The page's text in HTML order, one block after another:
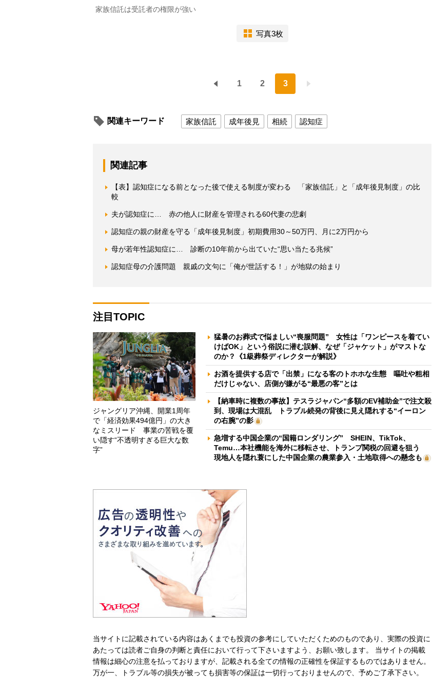
家族信託は受託者の権限が強い
写真3枚
1 2 3
関連キーワード 家族信託 成年後見 相続 認知症
関連記事
【表】認知症になる前となった後で使える制度が変わる 「家族信託」と「成年後見制度」の比
較
夫が認知症に… 赤の他人に財産を管理される60代妻の悲劇
認知症の親の財産を守る「成年後見制度」初期費用30～50万円、月に2万円から
母が若年性認知症に… 診断の10年前から出ていた“思い当たる兆候”
認知症母の介護問題 親戚の文句に「俺が世話する！」が地獄の始まり
注目TOPIC
ジャングリア沖縄、開業1周年
で「経済効果494億円」の大き
なミスリード 事業の苦戦を覆
い隠す“不透明すぎる巨大な数
字”
猛暑のお葬式で悩ましい“喪服問題” 女性は「ワンピースを着てい
けばOK」という俗説に潜む誤解、なぜ「ジャケット」がマストな
のか？《1級葬祭ディレクターが解説》
お酒を提供する店で「出禁」になる客のトホホな生態 嘔吐や粗相
だけじゃない、店側が嫌がる“最悪の客”とは
【納車時に複数の事故】テスラジャパン“多額のEV補助金”で注文殺
到、現場は大混乱 トラブル続発の背後に見え隠れする“イーロン
の右腕”の影
急増する中国企業の“国籍ロンダリング” SHEIN、TikTok、
Temu…本社機能を海外に移転させ、トランプ関税の回避を狙う
現地人を隠れ蓑にした中国企業の農業参入・土地取得への懸念も
当サイトに記載されている内容はあくまでも投資の参考にしていただくためのものであり、実際の投資に
あたっては読者ご自身の判断と責任において行って下さいますよう、お願い致します。 当サイトの掲載
情報は細心の注意を払っておりますが、記載される全ての情報の正確性を保証するものではありません。
万が一、トラブル等の損失が被っても損害等の保証は一切行っておりませんので、予めご了承下さい。